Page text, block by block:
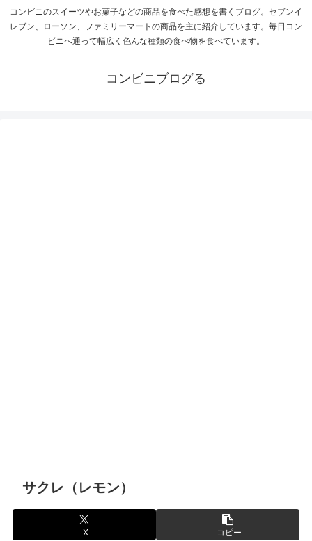
コンビニのスイーツやお菓子などの商品を食べた感想を書くブログ。セブンイ
レブン、ローソン、ファミリーマートの商品を主に紹介しています。毎日コン
ビニへ通って幅広く色んな種類の食べ物を食べています。
コンビニブログる
サクレ（レモン）
X コピー